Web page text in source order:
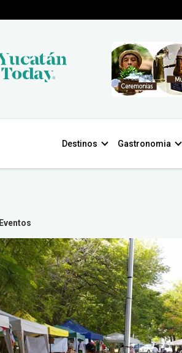
Destinos Gastronomia
Eventos